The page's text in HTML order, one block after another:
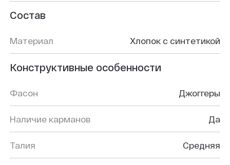
Состав
Материал Хлопок с синтетикой
Конструктивные особенности
Фасон Джоггеры
Наличие карманов Да
Талия Средняя